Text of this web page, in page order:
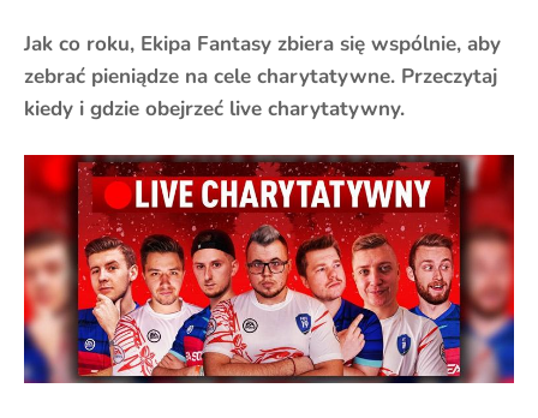
Jak co roku, Ekipa Fantasy zbiera się wspólnie, aby
zebrać pieniądze na cele charytatywne. Przeczytaj
kiedy i gdzie obejrzeć live charytatywny.